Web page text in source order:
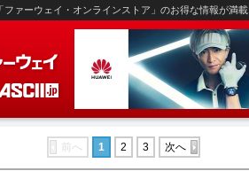
ァーウェイ・オンラインストア」のお得な情報が満載
前へ 1 2 3 次へ